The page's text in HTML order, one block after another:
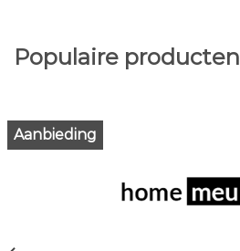
Populaire producten
Aanbieding